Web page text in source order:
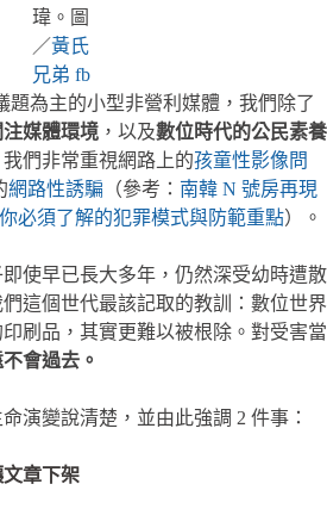
瑋。圖
／黃氏
兄弟 fb
題為主的小型非營利媒體，我們除了
注媒體環境 ，以及數位時代的公民素養
們非常重視網路上的孩童性影像問
網路性誘騙 （參考： 南韓 N 號房再現
必須了解的犯罪模式與防範重點）。
使早已長大多年，仍然深受幼時遭散
這個世代最該記取的教訓：數位世界
刷品，其實更難以被根除。對受害當
會過去。
演變說清楚，並由此強調 2 件事：
章下架